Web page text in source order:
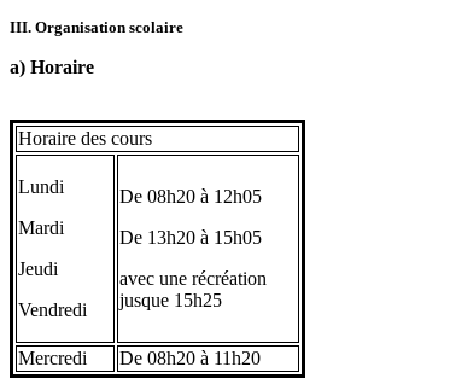
III. Organisation scolaire
a) Horaire
Horaire des cours
Lundi
Mardi
Jeudi
Vendredi
De 08h20 à 12h05
De 13h20 à 15h05
avec une récréation
jusque 15h25
Mercredi De 08h20 à 11h20